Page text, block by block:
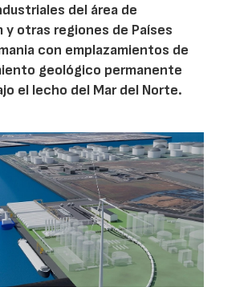
del área de
y otras regiones de Países
con emplazamientos de
geológico permanente
el lecho del Mar del Norte.